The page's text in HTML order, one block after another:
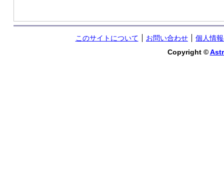
このサイトについて お問い合わせ
個人情
Copyright ©